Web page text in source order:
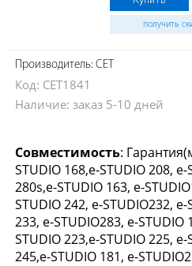
получить
Производитель: CET
Код: CET1841
Наличие: заказ 5-10 дней
Совместимость:
STUDIO 168,e-STUDIO 208,
280s,e-STUDIO 163, e-
STUDIO 242, e-STUDIO232,
233, e-STUDIO283, e-STUDIO
STUDIO 223,e-STUDIO 225,
245,e-STUDIO 181, e-